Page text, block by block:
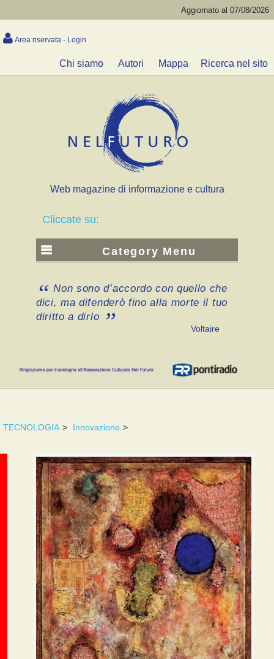
Aggiornato al 07/08/2026
Area riservata - Login
Chi siamo Autori Mappa Ricerca nel sito
Web magazine di informazione e cultura
Cliccate su:
Category Menu
Non sono d’accordo con quello che
dici, ma difenderò fino alla morte il tuo
diritto a dirlo
Voltaire
TECNOLOGIA > Innovazione >